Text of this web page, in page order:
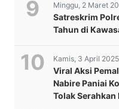
Minggu, 2 Maret
Satreskrim
Tahun di
Kamis, 3 April
Viral Aksi
Nabire Paniai
Tolak Serahkan
Waka Polres Paniai
Bersama PJU Polres
Tinjau Langsung
Pelaksanaan Giat
Kapolres Dogiyai